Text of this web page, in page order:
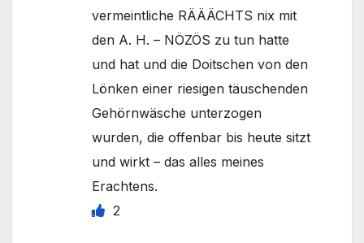
vermeintliche RÄÄÄCHTS nix mit
den A. H. – NÖZÖS zu tun hatte
und hat und die Doitschen von den
Lönken einer riesigen täuschenden
Gehörnwäsche unterzogen
wurden, die offenbar bis heute sitzt
und wirkt – das alles meines
Erachtens.
2